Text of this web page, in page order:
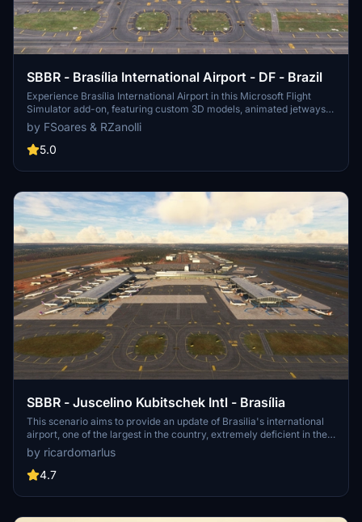
SBBR - Brasília International Airport - DF - Brazil
Experience Brasília International Airport in this Microsoft Flight
Simulator add-on, featuring custom 3D models, animated jetways,
runway lights, and more. Dive into a detailed recreation of the
airport using 3D models by master Zanolli, with special customized
elements for an immersive flight experience. Simply extract the
American airport.
by FSoares & RZanolli
5.0
SBBR - Juscelino Kubitschek Intl - Brasília
This scenario aims to provide an update of Brasilia's international
airport, one of the largest in the country, extremely deficient in the
base game. Made with default MSFS scenery. World Update IV and
Asobo YSSY/EGLL (terminals) required, but not mandatory
by ricardomarlus
4.7